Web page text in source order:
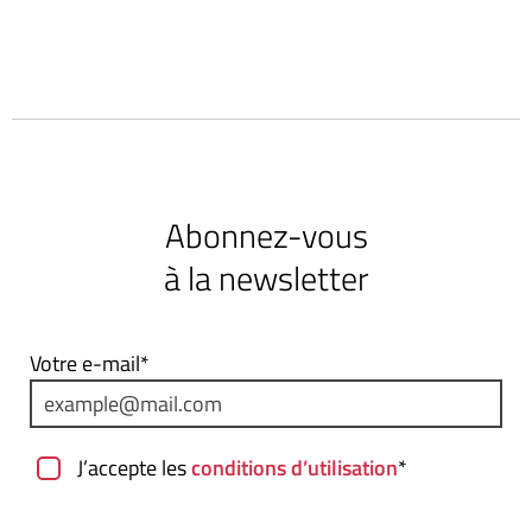
Abonnez-vous
à la newsletter
Votre e-mail*
J’accepte lesconditions d’utilisation*